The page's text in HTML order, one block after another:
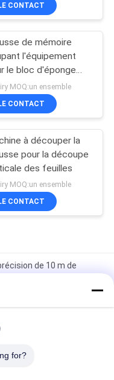
CONTACT
de mémoire
l'équipement
le bloc d'éponge
la mousse molle
MOQ:un ensemble
CONTACT
à découper la
pour la découpe
des feuilles
MOQ:un ensemble
CONTACT
de 10 m de
horizontal avec une
niveau élevé
pour la mousse de
for?